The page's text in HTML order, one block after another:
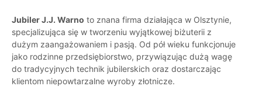
Jubiler J.J. Warno to znana firma działająca w Olsztynie,
specjalizująca się w tworzeniu wyjątkowej biżuterii z
dużym zaangażowaniem i pasją. Od pół wieku funkcjonuje
jako rodzinne przedsiębiorstwo, przywiązując dużą wagę
do tradycyjnych technik jubilerskich oraz dostarczając
klientom niepowtarzalne wyroby złotnicze.